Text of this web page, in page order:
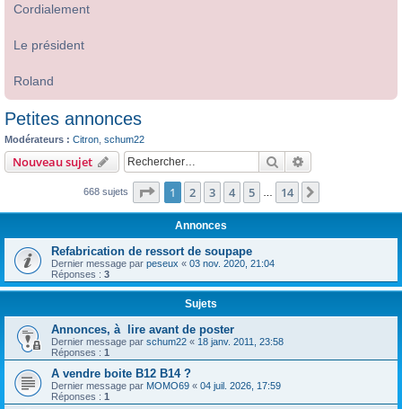
Cordialement
Le président
Roland
Petites annonces
Modérateurs : Citron schum22
Nouveau sujet Rechercher
668 sujets Page 1sur14
1 2 3 4 5 14
Annonces
Refabrication de ressort de soupape
Dernier message par peseux « 03 nov. 2020, 21:04
Réponses : 3
Sujets
Annonces, à lire avant de poster
Dernier message par schum22 « 18 janv. 2011, 23:58
Réponses : 1
A vendre boite B12 B14 ?
Dernier message par MOMO69 « 04 juil. 2026, 17:59
Réponses : 1